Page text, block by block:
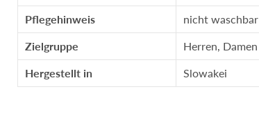
Pflegehinweis nicht waschbar
Zielgruppe Herren, Damen
Hergestellt in Slowakei